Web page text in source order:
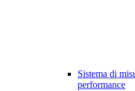
Sistema di
performance